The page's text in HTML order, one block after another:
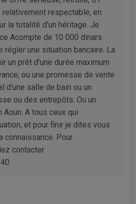
relativement respectable, en
la totalité d'un héritage. Je
Acompte de 10 000 dinars
régler une situation bancaire. La
un prêt d'une durée maximum
ou une promesse de vente
d'une salle de bain ou un
ou des entrepôts. Ou un
Aoun. A tous ceux qui
et pour finir je dites vous
connaissance. Pour
contacter